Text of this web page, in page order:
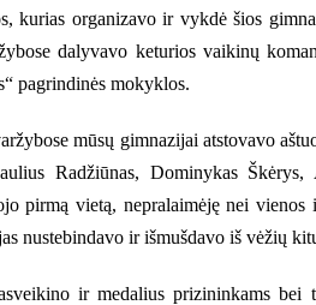
kurias organizavo ir vykdė šios
dalyvavo keturios vaikinų
pagrindinės mokyklos.
mūsų gimnazijai atstovavo
Radžiūnas, Dominykas Škėrys,
pirmą vietą, nepralaimėję nei
nustebindavo ir išmušdavo iš vėžių
ir medalius prizininkams bei